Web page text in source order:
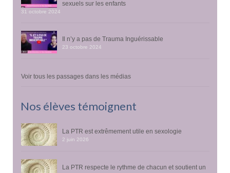
sexuels sur les enfants
31 octobre 2024
Il n’y a pas de Trauma Inguérissable
23 octobre 2024
Voir tous les passages dans les médias
Nos élèves témoignent
La PTR est extrêmement utile en sexologie
2 juin 2026
La PTR respecte le rythme de chacun et soutient un